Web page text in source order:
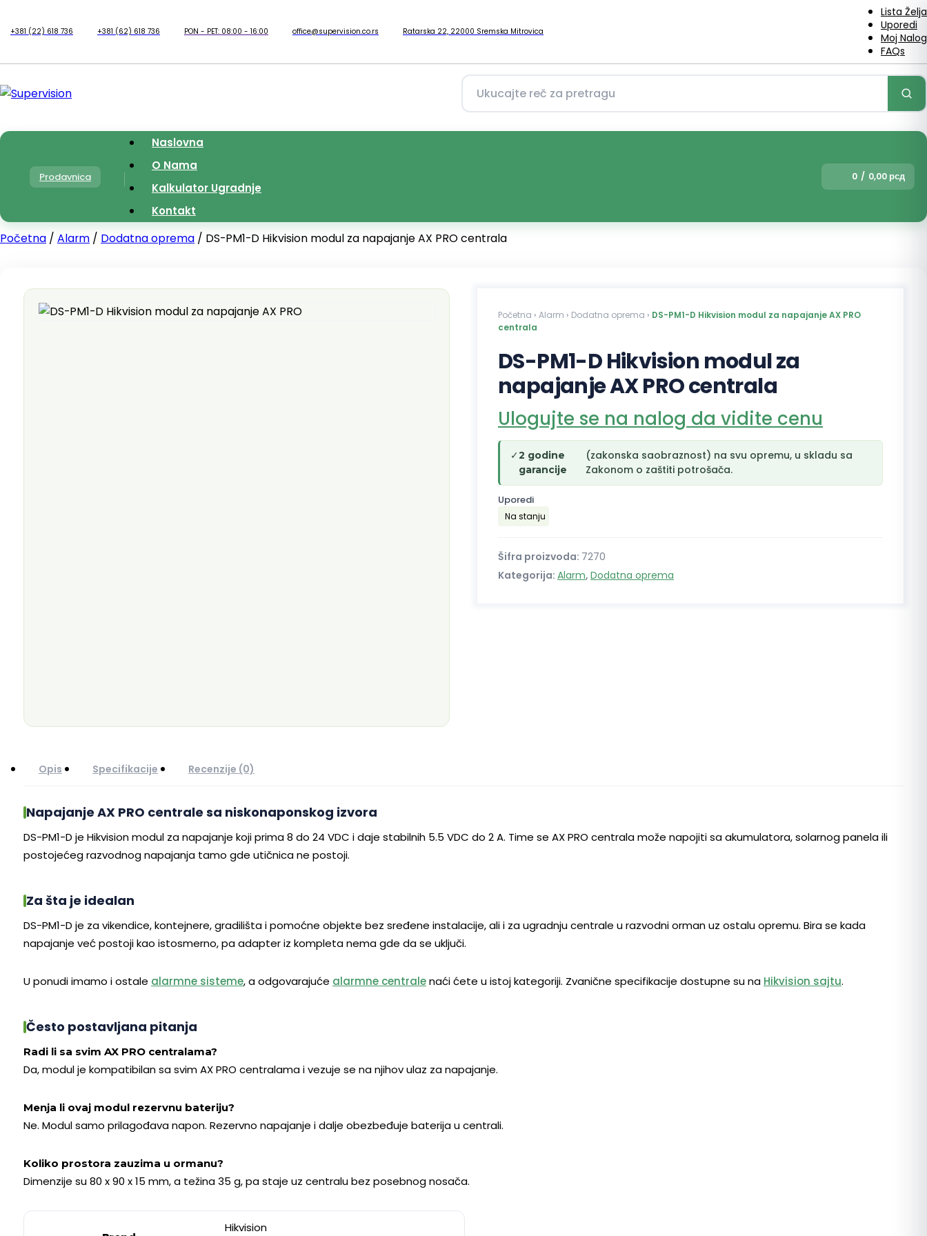
+381 (22) 618 736 +381 (62) 618 736 PON - PET: 08:00 - 16:00 office@supervision.co.rs Ratarska 22, 22000 Sremska Mitrovica
Lista Želja
Uporedi
Moj Nalog
FAQs
Prodavnica
Naslovna
O Nama
Kalkulator Ugradnje
Kontakt
0 / 0,00 рсд
Početna / Alarm / Dodatna oprema / DS-PM1-D Hikvision modul za napajanje AX PRO centrala
Početna › Alarm › Dodatna oprema › DS-PM1-D Hikvision modul za napajanje AX PRO
centrala
DS-PM1-D Hikvision modul za
napajanje AX PRO centrala
Ulogujte se na nalog da vidite cenu
✓2 godine
garancije
(zakonska saobraznost) na svu opremu, u skladu sa
Zakonom o zaštiti potrošača.
Uporedi
Na stanju
Šifra proizvoda: 7270
Kategorija: Alarm, Dodatna oprema
Opis Specifikacije Recenzije (0)
Napajanje AX PRO centrale sa niskonaponskog izvora
DS-PM1-D je Hikvision modul za napajanje koji prima 8 do 24 VDC i daje stabilnih 5.5 VDC do 2 A. Time se AX PRO centrala može napojiti sa akumulatora, solarnog panela ili
postojećeg razvodnog napajanja tamo gde utičnica ne postoji.
Za šta je idealan
DS-PM1-D je za vikendice, kontejnere, gradilišta i pomoćne objekte bez sređene instalacije, ali i za ugradnju centrale u razvodni orman uz ostalu opremu. Bira se kada
napajanje već postoji kao istosmerno, pa adapter iz kompleta nema gde da se uključi.
U ponudi imamo i ostale alarmne sisteme, a odgovarajuće alarmne centralenaći ćete u istoj kategoriji. Zvanične specifikacije dostupne su na Hikvision sajtu.
Često postavljana pitanja
Radi li sa svim AX PRO centralama?
Da, modul je kompatibilan sa svim AX PRO centralama i vezuje se na njihov ulaz za napajanje.
Menja li ovaj modul rezervnu bateriju?
Ne. Modul samo prilagođava napon. Rezervno napajanje i dalje obezbeđuje baterija u centrali.
Koliko prostora zauzima u ormanu?
Dimenzije su 80 x 90 x 15 mm, a težina 35 g, pa staje uz centralu bez posebnog nosača.
Hikvision